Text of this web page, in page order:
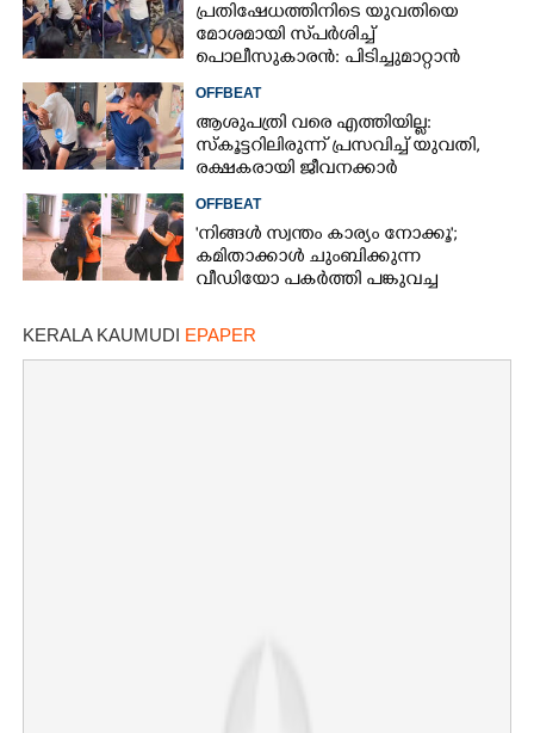
പ്രതിഷേധത്തിനിടെ യുവതിയെ
മോശമായി സ്‌പർശിച്ച്
പൊലീസുകാരൻ: പിടിച്ചുമാറ്റാൻ
OFFBEAT
ആശുപത്രി വരെ എത്തിയില്ല:
സ്കൂട്ടറിലിരുന്ന് പ്രസവിച്ച് യുവതി,
രക്ഷകരായി ജീവനക്കാർ
OFFBEAT
'നിങ്ങൾ സ്വന്തം കാര്യം നോക്കൂ';
കമിതാക്കാൾ ചുംബിക്കുന്ന
വീഡിയോ പകർത്തി പങ്കുവച്ച
KERALA KAUMUDI EPAPER